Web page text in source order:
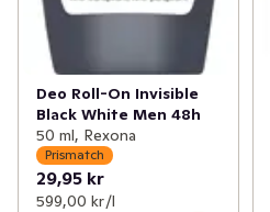
Deo Roll-On Invisible
Black White Men 48h
50 ml, Rexona
Prismatch
29,95 kr
599,00 kr /l